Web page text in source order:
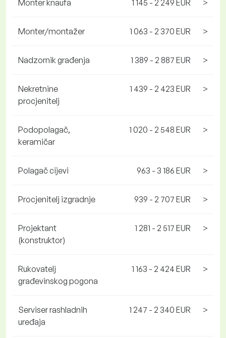
Monter knaufa 1 145 - 2 249 EUR >
Monter/montažer 1 063 - 2 370 EUR >
Nadzornik građenja 1 389 - 2 887 EUR >
Nekretnine
procjenitelj
1 439 - 2 423 EUR >
Podopolagač,
keramičar
1 020 - 2 548 EUR >
Polagač cijevi 963 - 3 186 EUR >
Procjenitelj izgradnje 939 - 2 707 EUR >
Projektant
(konstruktor)
1 281 - 2 517 EUR >
Rukovatelj
građevinskog pogona
1 163 - 2 424 EUR >
Serviser rashladnih
uređaja
1 247 - 2 340 EUR >